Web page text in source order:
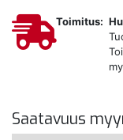
Toimitus:
Saatavuus